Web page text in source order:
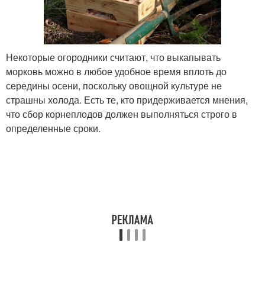
Некоторые огородники считают, что выкапывать
морковь можно в любое удобное время вплоть до
середины осени, поскольку овощной культуре не
страшны холода. Есть те, кто придерживается мнения,
что сбор корнеплодов должен выполняться строго в
определенные сроки.